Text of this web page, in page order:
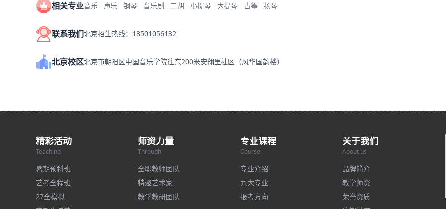
相关专业音乐 声乐 钢琴 音乐剧 二胡 小提琴 大提琴 古筝 扬琴
联系我们北京招生热线：18501056132
北京校区北京市朝阳区中国音乐学院往东200米安翔里社区（风华国韵楼）
精彩活动
Teaching
暑期预科班
艺考全程班
27全模拟
师资力量
Through
全职教师团队
特邀艺术家
教学教研团队
专业课程
Course
专业介绍
九大专业
报考方向
关于我们
About us
品牌简介
教学师资
荣誉资质